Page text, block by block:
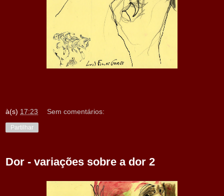
à(s) 17:23 Sem comentários:
Partilhar
Dor - variações sobre a dor 2